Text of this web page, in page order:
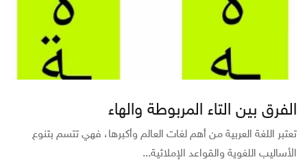
الفرق بين التاء المربوطة والهاء
تعتبر اللغة العربية من أهم لغات العالم وأكبرها، فهي تتسم بتنوع
الأساليب اللغوية والقواعد الإملائية...